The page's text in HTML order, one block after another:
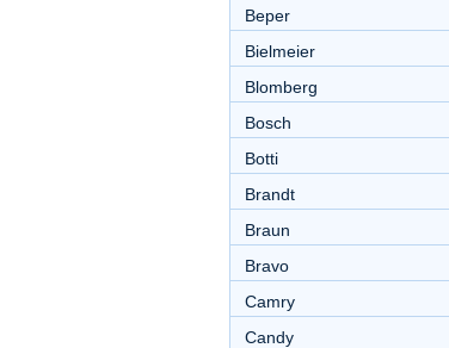
Beper
Bielmeier
Blomberg
Bosch
Botti
Brandt
Braun
Bravo
Camry
Candy